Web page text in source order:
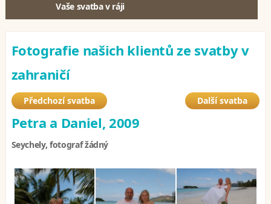
Vaše svatba v ráji
Fotografie našich klientů ze svatby v
zahraničí
Předchozí svatba Další svatba
Petra a Daniel, 2009
Seychely, fotograf žádný